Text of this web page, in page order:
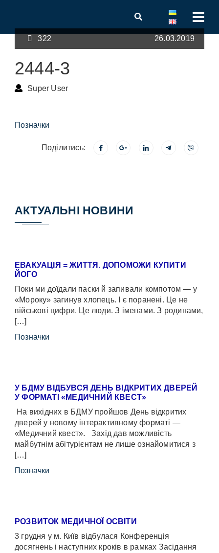
322 26.03.2019
2444-3
Super User
Позначки
Поділитись:
АКТУАЛЬНІ НОВИНИ
ЕВАКУАЦІЯ = ЖИТТЯ. ДОПОМОЖИ КУПИТИ
ЙОГО
Поки ми доїдали паски й запивали компотом — у
«Мороку» загинув хлопець. І є поранені. Це не
військові цифри. Це люди. З іменами. З родинами,
[…]
Позначки
У БДМУ ВІДБУВСЯ ДЕНЬ ВІДКРИТИХ ДВЕРЕЙ
У ФОРМАТІ «МЕДИЧНИЙ КВЕСТ»
На вихідних в БДМУ пройшов День відкритих
дверей у новому інтерактивному форматі —
«Медичний квест». Захід дав можливість
майбутнім абітурієнтам не лише ознайомитися з
[…]
Позначки
РОЗВИТОК МЕДИЧНОЇ ОСВІТИ
3 грудня у м. Київ відбулася Конференція
досягнень і наступних кроків в рамках Засідання